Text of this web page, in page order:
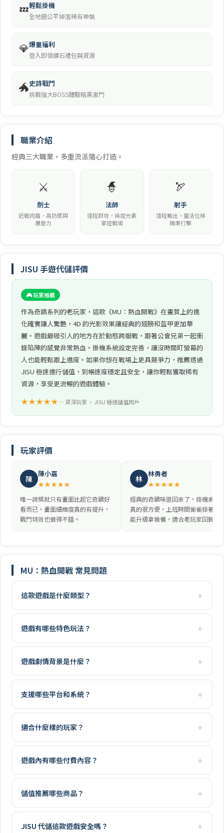
💤輕鬆掛機
全地圖公平掉落稀有神裝
💎爆量福利
登入即領鑽石禮包與資源
🐲史詩戰鬥
挑戰強大BOSS體驗暗黑激鬥
職業介紹
經典三大職業，多重流派隨心打造。
⚔️
劍士
近戰肉盾，高防禦與
爆發力
🧙
法師
遠程群攻，操控元素
掌控戰場
🏹
射手
遠程輸出，靈活位移
精準打擊
JISU 手遊代儲評價
🎮 玩家推薦
作為奇蹟系列的老玩家，這款《MU：熱血開戰》在畫質上的進
化確實讓人驚艷，4D 的光影效果讓經典的翅膀和盔甲更加華
麗。遊戲最吸引人的地方在於動態跨服戰，跟著公會兄弟一起衝
鋒陷陣的感覺非常熱血。掛機系統設定完善，讓沒時間盯螢幕的
人也能輕鬆跟上進度。如果你想在戰場上更具競爭力，推薦透過
JISU 極速進行儲值，到帳速度穩定且安全，讓你輕鬆獲取稀有
資源，享受更流暢的遊戲體驗。
★★★★★— 資深玩家 • JISU 極速儲值用戶
玩家評價
陳 陳小嘉
★★★★★
唯一誇獎就只有畫面比起它奇蹟好
看而已，畫面細緻度真的有提升，
戰鬥特效也做得不錯。
林 林勇者
★★★★★
經典的奇蹟味道回來了，掛機系統
真的很方便，上班時間偷偷掛著也
能升級拿裝備，適合老玩家回歸。
MU：熱血開戰 常見問題
這款遊戲是什麼類型？
遊戲有哪些特色玩法？
遊戲劇情背景是什麼？
支援哪些平台和系統？
適合什麼樣的玩家？
遊戲內有哪些付費內容？
儲值推薦哪些商品？
JISU 代儲這款遊戲安全嗎？